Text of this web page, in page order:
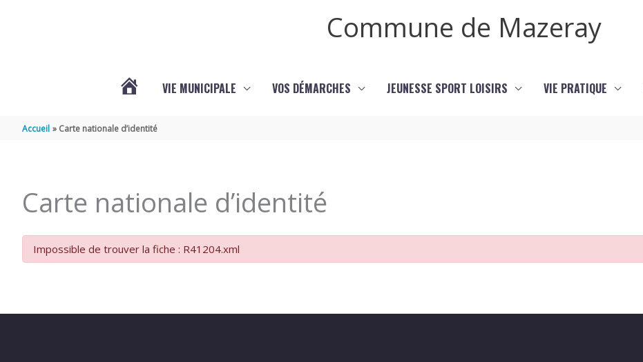
Commune de Mazeray
MAZERAY
VIE MUNICIPALE VOS DÉMARCHES JEUNESSE SPORT LOISIRS VIE PRATIQUE
Accueil Carte nationale d’identité
Carte nationale d’identité
Impossible de trouver la fiche : R41204.xml